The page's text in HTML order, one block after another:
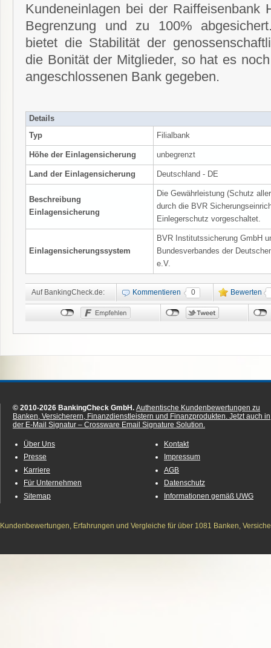
Kundeneinlagen bei der Raiffeisenbank
Begrenzung und zu 100%
bietet die Stabilität der
die Bonität der Mitglieder, so hat es
angeschlossenen Bank gegeben.
Details
Typ
Filialbank
Höhe der Einlagensicherung unbegrenzt
Land der Einlagensicherung Deutschland - DE
Beschreibung
Einlagensicherung
Die Gewährleistung (Schutz
durch die BVR
Einlegerschutz vorgeschaltet.
Einlagensicherungssystem
BVR Institutssicherung GmbH
Bundesverbandes der
e.V.
Auf BankingCheck.de: Kommentieren 0 Bewerten
© 2010-2026 BankingCheck GmbH. Authentische Kundenbewertungen zu
Banken, Versicherern, Finanzdienstleistern und Finanzprodukten. Jetzt auch in
der E-Mail Signatur – Crossware Email Signature Solution.
Über Uns
Presse
Karriere
Für Unternehmen
Sitemap
Kontakt
Impressum
AGB
Datenschutz
Informationen gemäß UWG
Kundenbewertungen, Erfahrungen und Vergleiche für über 1081 Banken,